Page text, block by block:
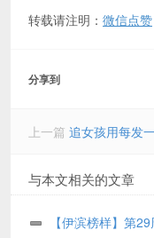
转载请注明： 微信点赞
分享到
上一篇 追女孩用每发
与本文相关的文章
【伊滨榜样】第